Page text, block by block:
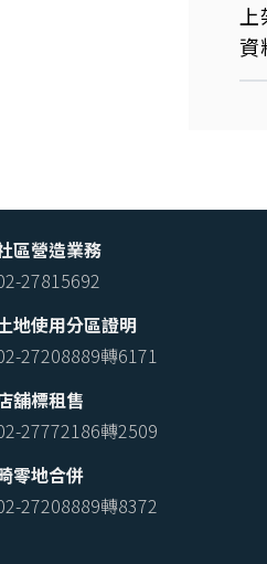
上
資
區營造業務
27815692
地使用分區證明
27208889轉6171
舖標租售
27772186轉2509
零地合併
27208889轉8372